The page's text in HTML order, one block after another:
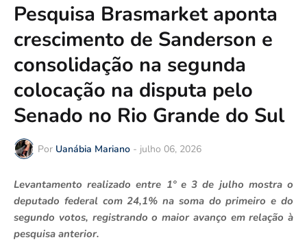
Pesquisa Brasmarket aponta
crescimento de Sanderson e
consolidação na segunda
colocação na disputa pelo
Senado no Rio Grande do Sul
Por Uanábia Mariano - julho 06, 2026
Levantamento realizado entre 1º e 3 de julho mostra o
deputado federal com 24,1% na soma do primeiro e do
segundo votos, registrando o maior avanço em relação à
pesquisa anterior.